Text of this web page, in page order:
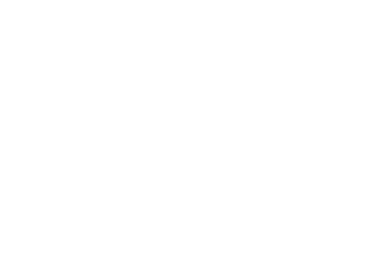
郵便・簡易生命保険・第１巻
等年度
郵便・簡易生命保険・第１巻